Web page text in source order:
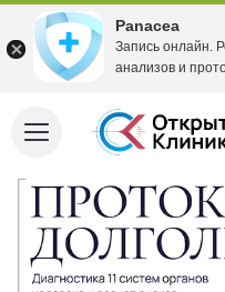
Panacea
Запись онлайн.
анализов и